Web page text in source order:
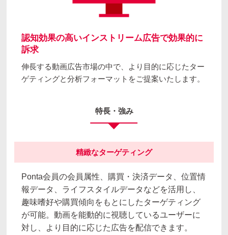
認知効果の高いインストリーム広告で効果的に
訴求
伸長する動画広告市場の中で、より目的に応じたター
ゲティングと分析フォーマットをご提案いたします。
特長・強み
精緻なターゲティング
Ponta会員の会員属性、購買・決済データ、位置情
報データ、ライフスタイルデータなどを活用し、
趣味嗜好や購買傾向をもとにしたターゲティング
が可能。動画を能動的に視聴しているユーザーに
対し、より目的に応じた広告を配信できます。